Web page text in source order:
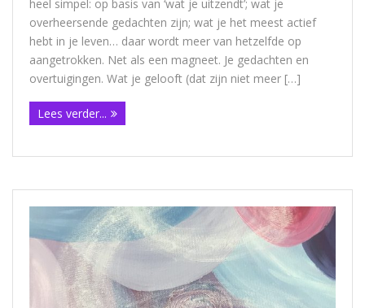
heel simpel: op basis van ‘wat je uitzendt’; wat je
overheersende gedachten zijn; wat je het meest actief
hebt in je leven… daar wordt meer van hetzelfde op
aangetrokken. Net als een magneet. Je gedachten en
overtuigingen. Wat je gelooft (dat zijn niet meer […]
Lees verder...